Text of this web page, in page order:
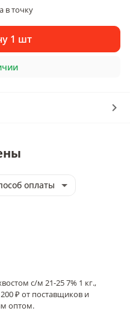
в точку
1 шт
оплаты
с/м 21-25 7% 1 кг.,
₽ от поставщиков и
оптом.